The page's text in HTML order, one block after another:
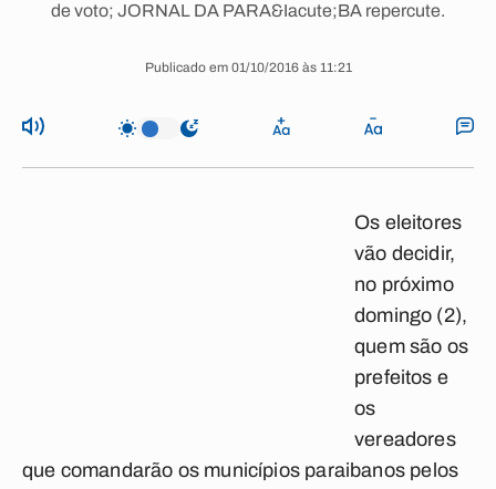
de voto; JORNAL DA PARA&Iacute;BA repercute.
Publicado em 01/10/2016 às 11:21
Os eleitores
vão decidir,
no próximo
domingo (2),
quem são os
prefeitos e
os
vereadores
que comandarão os municípios paraibanos pelos